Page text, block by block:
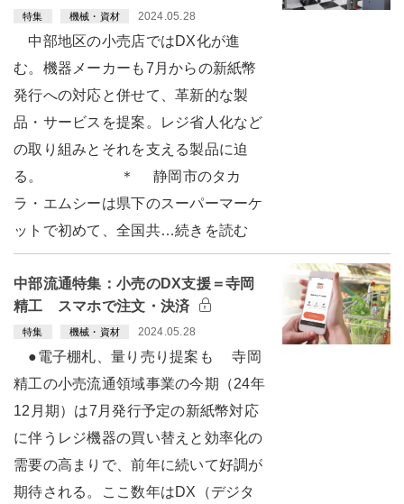
特集 機械・資材 2024.05.28
中部地区の小売店ではDX化が進
む。機器メーカーも7月からの新紙幣
発行への対応と併せて、革新的な製
品・サービスを提案。レジ省人化など
の取り組みとそれを支える製品に迫
る。 ＊ 静岡市のタカ
ラ・エムシーは県下のスーパーマーケ
ットで初めて、全国共…続きを読む
中部流通特集：小売のDX支援＝寺岡
精工 スマホで注文・決済
特集 機械・資材 2024.05.28
●電子棚札、量り売り提案も 寺岡
精工の小売流通領域事業の今期（24年
12月期）は7月発行予定の新紙幣対応
に伴うレジ機器の買い替えと効率化の
需要の高まりで、前年に続いて好調が
期待される。ここ数年はDX（デジタ